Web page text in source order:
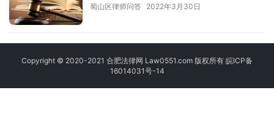
蜀山区律师问答 2022年3月30日
Copyright © 2020-2021 合肥法律网 Law0551.com 版权所有 皖ICP备
16014031号-14